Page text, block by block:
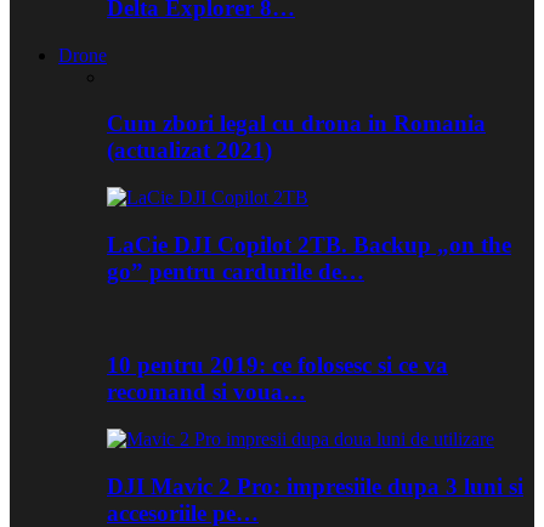
Delta Explorer 8…
Drone
Cum zbori legal cu drona in Romania
(actualizat 2021)
LaCie DJI Copilot 2TB. Backup „on the
go” pentru cardurile de…
10 pentru 2019: ce folosesc si ce va
recomand si voua…
DJI Mavic 2 Pro: impresiile dupa 3 luni si
accesoriile pe…